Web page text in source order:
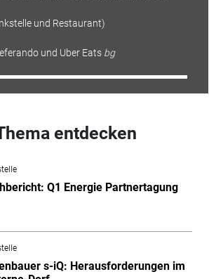
und Restaurant)
und Uber Eats bg
entdecken
Q1 Energie Partnertagung
s-iQ: Herausforderungen im